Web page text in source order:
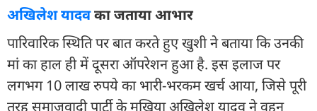
अखिलेश यादवका जताया आभार
पारिवारिक स्थिति पर बात करते हुए खुशी ने बताया कि उनकी
मां का हाल ही में दूसरा ऑपरेशन हुआ है. इस इलाज पर
लगभग 10 लाख रुपये का भारी-भरकम खर्च आया, जिसे पूरी
तरह समाजवादी पार्टी के मुखिया अखिलेश यादव ने वहन